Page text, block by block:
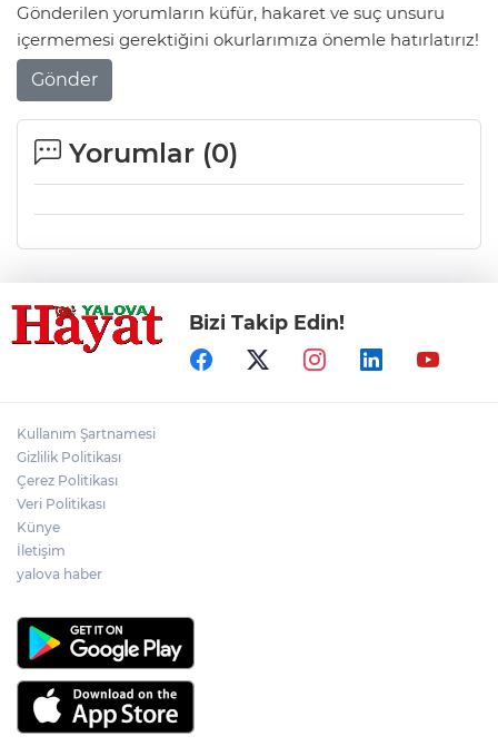
Gönderilen yorumların küfür, hakaret ve suç unsuru
içermemesi gerektiğini okurlarımıza önemle hatırlatırız!
Gönder
Yorumlar (0)
Bizi Takip Edin!
Kullanım Şartnamesi
Gizlilik Politikası
Çerez Politikası
Veri Politikası
Künye
İletişim
yalova haber